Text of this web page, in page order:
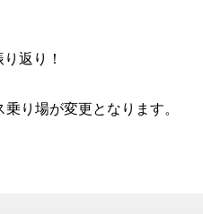
返り！
り場が変更となります。